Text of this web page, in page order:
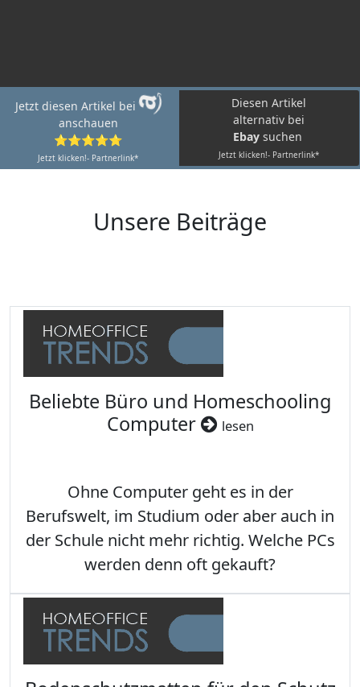
Jetzt diesen Artikel bei
anschauen
⭐⭐⭐⭐⭐
Jetzt klicken!- Partnerlink*
Diesen Artikel
alternativ bei
Ebay suchen
Jetzt klicken!- Partnerlink*
Unsere Beiträge
Beliebte Büro und Homeschooling
Computer
lesen
Ohne Computer geht es in der
Berufswelt, im Studium oder aber auch in
der Schule nicht mehr richtig. Welche PCs
werden denn oft gekauft?